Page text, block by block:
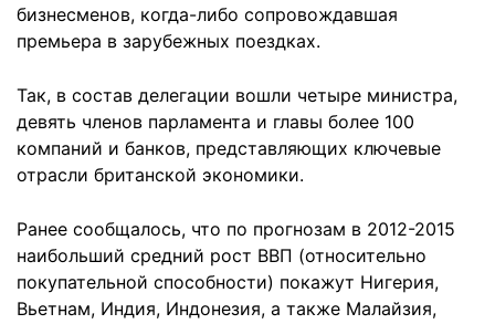
бизнесменов, когда-либо сопровождавшая
премьера в зарубежных поездках.
Так, в состав делегации вошли четыре министра,
девять членов парламента и главы более 100
компаний и банков, представляющих ключевые
отрасли британской экономики.
Ранее сообщалось, что по прогнозам в 2012-2015
наибольший средний рост ВВП (относительно
покупательной способности) покажут Нигерия,
Вьетнам, Индия, Индонезия, а также Малайзия,